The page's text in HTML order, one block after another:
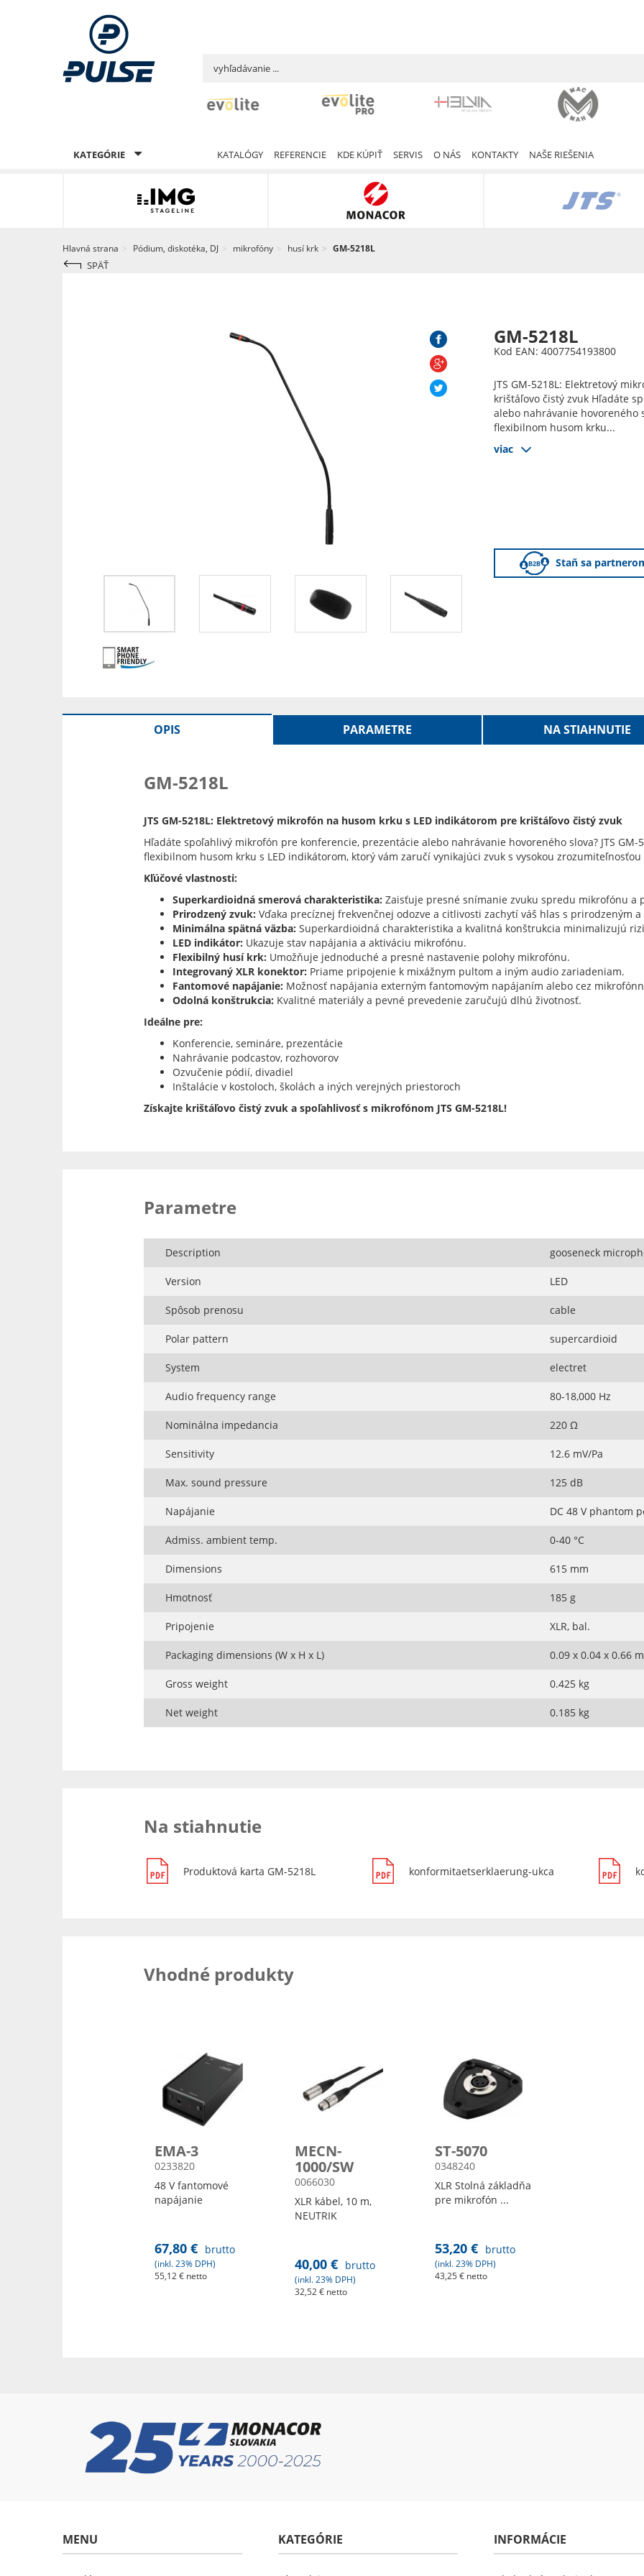
KATEGÓRIE KATALÓGY REFERENCIE KDE KÚPIŤ SERVIS O NÁS KONTAKTY NAŠE RIEŠENIA
Hlavná strana Pódium, diskotéka, DJ mikrofóny husí krk GM-5218L
SPÄŤ
GM-5218L
Kod EAN: 4007754193800
JTS GM-5218L: Elektretový
krištáľovo čistý zvuk Hľadáte
alebo nahrávanie hovoreného
flexibilnom husom krku...
viac
Staň sa
OPIS PARAMETRE NA STIAHNUTIE
GM-5218L
JTS GM-5218L: Elektretový mikrofón na husom krku s LED indikátorom pre krištáľovo čistý zvuk
Hľadáte spoľahlivý mikrofón pre konferencie, prezentácie alebo nahrávanie hovoreného slova? JTS
flexibilnom husom krku s LED indikátorom, ktorý vám zaručí vynikajúci zvuk s vysokou
Kľúčové vlastnosti:
Superkardioidná smerová charakteristika: Zaisťuje presné snímanie zvuku spredu mikrofónu a
Prirodzený zvuk: Vďaka precíznej frekvenčnej odozve a citlivosti zachytí váš hlas s prirodzeným
Minimálna spätná väzba: Superkardioidná charakteristika a kvalitná konštrukcia minimalizujú
LED indikátor: Ukazuje stav napájania a aktiváciu mikrofónu.
Flexibilný husí krk: Umožňuje jednoduché a presné nastavenie polohy mikrofónu.
Integrovaný XLR konektor: Priame pripojenie k mixážnym pultom a iným audio zariadeniam.
Fantomové napájanie: Možnosť napájania externým fantomovým napájaním alebo cez
Odolná konštrukcia: Kvalitné materiály a pevné prevedenie zaručujú dlhú životnosť.
Ideálne pre:
Konferencie, semináre, prezentácie
Nahrávanie podcastov, rozhovorov
Ozvučenie pódií, divadiel
Inštalácie v kostoloch, školách a iných verejných priestoroch
Získajte krištáľovo čistý zvuk a spoľahlivosť s mikrofónom JTS GM-5218L!
Parametre
Description gooseneck
Version LED
Spôsob prenosu cable
Polar pattern supercardioid
System electret
Audio frequency range 80-18,000 Hz
Nominálna impedancia 220 Ω
Sensitivity 12.6 mV/Pa
Max. sound pressure 125 dB
Napájanie DC 48 V phantom
Admiss. ambient temp. 0-40 °C
Dimensions 615 mm
Hmotnosť 185 g
Pripojenie XLR, bal.
Packaging dimensions (W x H x L) 0.09 x 0.04 x 0.66 m
Gross weight 0.425 kg
Net weight 0.185 kg
Na stiahnutie
Produktová karta GM-5218L konformitaetserklaerung-ukca
Vhodné produkty
EMA-3
0233820
48 V fantomové
napájanie
67,80 € brutto
(inkl. 23% DPH)
55,12 € netto
MECN-
1000/SW
0066030
XLR kábel, 10 m,
NEUTRIK
40,00 € brutto
(inkl. 23% DPH)
32,52 € netto
ST-5070
0348240
XLR Stolná základňa
pre mikrofón ...
53,20 € brutto
(inkl. 23% DPH)
43,25 € netto
MENU KATEGÓRIE INFORMÁCIE